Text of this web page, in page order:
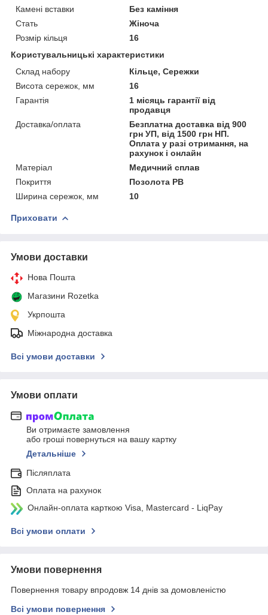
Камені вставки
Без каміння
Стать
Жіноча
Розмір кільця
16
Користувальницькі характеристики
Склад набору
Кільце, Сережки
Висота сережок, мм
16
Гарантія
1 місяць гарантії від
продавця
Доставка/оплата
Безплатна доставка від 900
грн УП, від 1500 грн НП.
Оплата у разі отримання, на
рахунок і онлайн
Матеріал
Медичний сплав
Покриття
Позолота РВ
Ширина сережок, мм
10
Приховати
Умови доставки
Нова Пошта
Магазини Rozetka
Укрпошта
Міжнародна доставка
Всі умови доставки
Умови оплати
Ви отримаєте замовлення
або гроші повернуться на вашу картку
Детальніше
Післяплата
Оплата на рахунок
Онлайн-оплата карткою Visa, Mastercard - LiqPay
Всі умови оплати
Умови повернення
Повернення товару впродовж 14 днів за домовленістю
Всі умови повернення